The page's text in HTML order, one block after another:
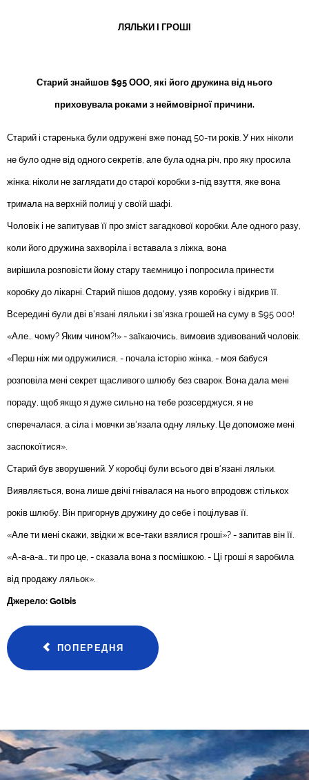
ЛЯЛЬКИ І ГРОШІ
Старий знайшов $95 ООО, які його дружина від нього
приховувала роками з неймовірної причини.
Старий і старенька були одружені вже понад 50-ти років. У них ніколи
не було одне від одного секретів, але була одна річ, про яку просила
жінка: ніколи не заглядати до старої коробки з-під взуття, яке вона
тримала на верхній полиці у своїй шафі.
Чоловік і не запитував її про зміст загадкової коробки. Але одного разу,
коли його дружина захворіла і вставала з ліжка, вона
вирішила розповісти йому стару таємницю і попросила принести
коробку до лікарні. Старий пішов додому, узяв коробку і відкрив її.
Всередині були дві в'язані ляльки і зв'язка грошей на суму в $95 000!
«Але... чому? Яким чином?!» - заїкаючись, вимовив здивований чоловік.
«Перш ніж ми одружилися, - почала історію жінка, - моя бабуся
розповіла мені секрет щасливого шлюбу без сварок. Вона дала мені
пораду, щоб якщо я дуже сильно на тебе розсерджуся, я не
сперечалася, а сіла і мовчки зв'язала одну ляльку. Це допоможе мені
заспокоїтися».
Старий був зворушений. У коробці були всього дві в'язані ляльки.
Виявляється, вона лише двічі гнівалася на нього впродовж стількох
років шлюбу. Він пригорнув дружину до себе і поцілував її.
«Але ти мені скажи, звідки ж все-таки взялися гроші»? - запитав він її.
«А-а-а-а... ти про це, - сказала вона з посмішкою. - Ці гроші я заробила
від продажу ляльок».
Джерело: Golbis
ПОПЕРЕДНЯ